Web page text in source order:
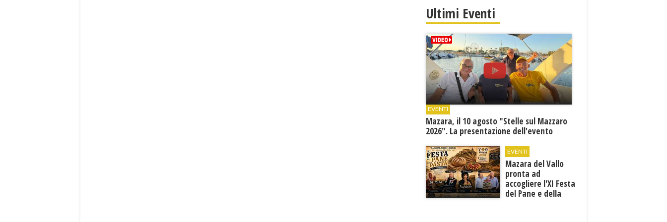
Ultimi Eventi
EVENTI
Mazara, il 10 agosto "Stelle sul Mazzaro
2026". La presentazione dell'evento
EVENTI
Mazara del Vallo
pronta ad
accogliere l'XI Festa
del Pane e della